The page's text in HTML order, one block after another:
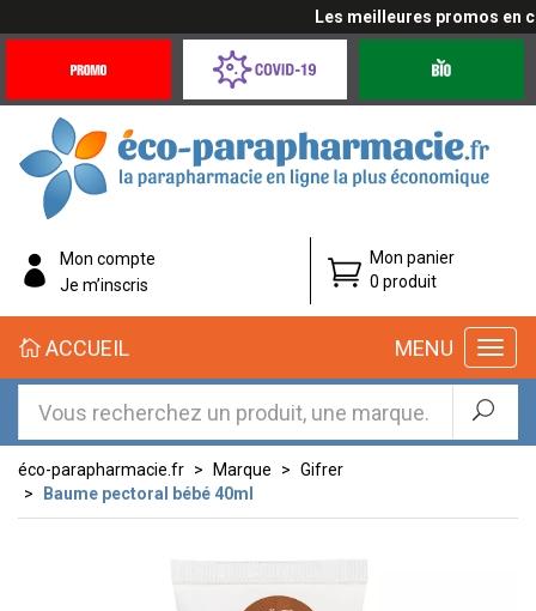
Les meilleures promos en
Offres
Coronavirus
éco-
parapharmacie.fr
éco-
parapharmacie.fr
Mon compte
Je m’inscris
Mon panier
0 produit
MENU
ACCUEIL
éco-parapharmacie.fr Marque
Gifrer
Baume pectoral bébé 40ml